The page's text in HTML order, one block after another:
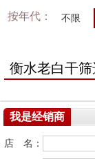
按年代： 不限
衡水老白干
我是经销商
店 名：